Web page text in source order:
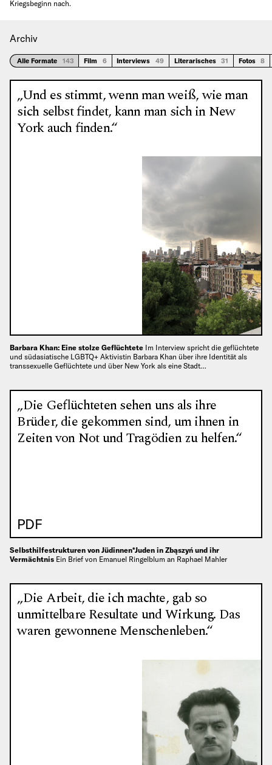
Kriegsbeginn nach.
Archiv
Alle Formate 143 Film 6 Interviews 49 Literarisches 31 Fotos 8
„Und es stimmt, wenn man weiß, wie man
sich selbst findet, kann man sich in New
York auch finden.“
Barbara Khan: Eine stolze Geflüchtete Im Interview spricht die geflüchtete
und südasiatische LGBTQ+ Aktivistin Barbara Khan über ihre Identität als
transsexuelle Geflüchtete und über New York als eine Stadt…
„Die Geflüchteten sehen uns als ihre
Brüder, die gekommen sind, um ihnen in
Zeiten von Not und Tragödien zu helfen.“
PDF
Selbsthilfestrukturen von Jüdinnen*Juden in Zbąszyń und ihr
Vermächtnis Ein Brief von Emanuel Ringelblum an Raphael Mahler
„Die Arbeit, die ich machte, gab so
unmittelbare Resultate und Wirkung. Das
waren gewonnene Menschenleben.“